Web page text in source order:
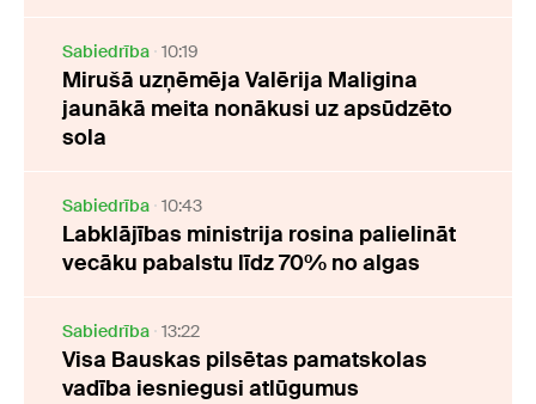
Sabiedrība 10:19
Mirušā uzņēmēja Valērija Maligina
jaunākā meita nonākusi uz apsūdzēto
sola
Sabiedrība 10:43
Labklājības ministrija rosina palielināt
vecāku pabalstu līdz 70% no algas
Sabiedrība 13:22
Visa Bauskas pilsētas pamatskolas
vadība iesniegusi atlūgumus